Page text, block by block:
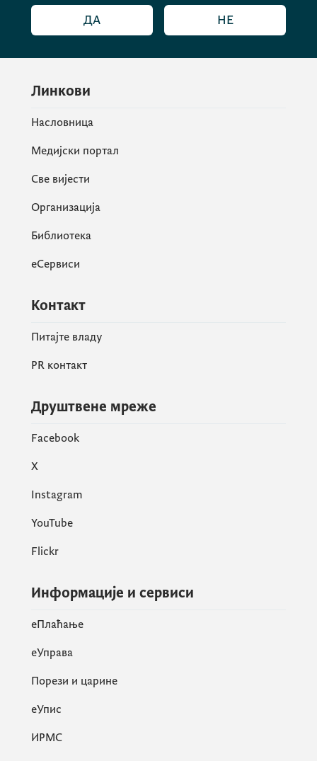
ДА НЕ
Линкови
Насловница
Медијски портал
Све вијести
Организација
Библиотека
еСервиси
Контакт
Питајте владу
PR контакт
Друштвене мреже
Facebook
X
Instagram
YouTube
Flickr
Информације и сервиси
eПлаћање
еУправа
Порези и царине
eУпис
ИРМС